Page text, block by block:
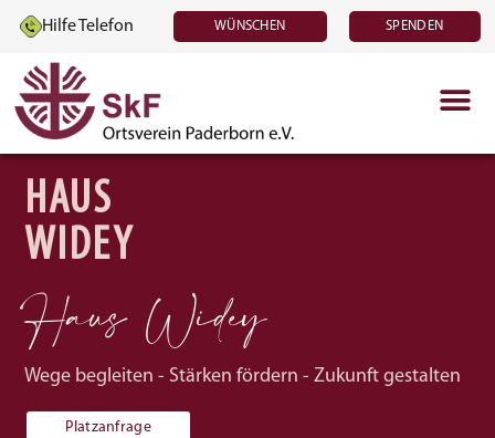
springenHilfe Telefon WÜNSCHEN SPENDEN
HAUS
WIDEY
Haus Widey
Wege begleiten - Stärken fördern - Zukunft gestalten
Platzanfrage